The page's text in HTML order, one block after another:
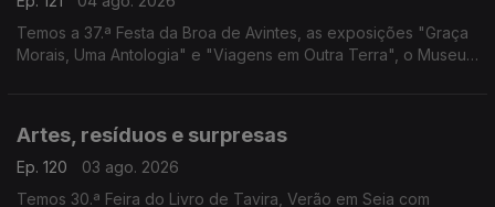
Temos a 37.ª Festa da Broa de Avintes, as exposições "Graça
Morais, Uma Antologia" e "Viagens em Outra Terra", o Museu
Artes, resíduos e surpresas
Ep. 120
03 ago. 2026
Temos 30.ª Feira do Livro de Tavira, Verão em Seia com